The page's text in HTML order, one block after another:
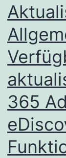
365